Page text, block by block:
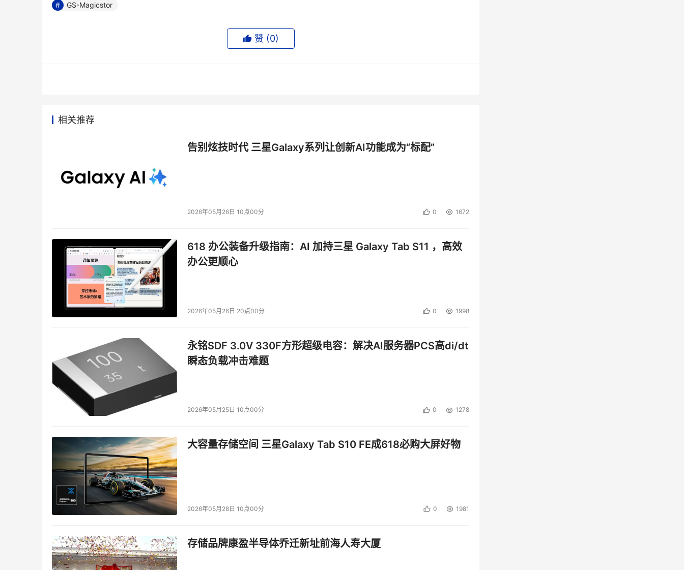
便携式音乐播放器在全球的增长率将达四成，远高于利用闪存的装置。此外，IDC更预计MP3音乐播放器于2007年
如今，成千上万的IT厂商希望他们的产品能冲出计算机产业，而传统电器公司又想进军数字产品市场，为此，双方
更低，但是最小的硬盘也要比小存储卡贵得多，这将成为阻碍其音乐播放器市场发展的瓶颈。而DVR是根据传统的硬
畅，影响播放效果。再者，相对容量庞大的视频来说，4G的微硬盘也显得相形见绌了。
2002年8月，南方汇通结识了美国硅谷一家拥有微硬盘核心技术的研发公司，双方一拍即合，在贵州成立了南方
截至目前，该项目共投资3000多万美元。其1英寸2.4G微硬盘的合格率达97%，月产量可达30万片，全年计划产
量100万片，销售收入可望突破1亿美元。预计今明两年的产量将达600万片和1000万片。据悉，南方汇通还将推出
6G到1OG以及20G的产品。
与此同时，一个规模更大的微硬盘产业基地正在贵阳新区金阳知识经济园区加紧建设。其中占地52公顷的贵州世
华微硬盘科技有限公司项目已正式开工，预计2004年将生产1.8英寸微硬盘266万片，三年内达到2000万片的生产能
目前，微硬盘市场基本由日立、东芝两家跨国公司把持，日立主导1英寸微硬盘市场，东芝掌控1.8英寸市场。与世
界级企业同台竞争，压力可想而知。不过，现在1.8英寸微硬盘市场中，东芝的最大容量是30G，日立发布的最大容量
是20G。可贵州世华微硬盘达到了40G的容量。无疑，贵州世华微硬盘已经成为全球最先进的产品。南方汇通负责人
说：“我们的产品在价格、存储容量方面都有优势。日立前不久才发布4G容量的微硬盘，而我们4.8G容量的产品已经
此外，在2003年发布的“创新知识经济发展计划”中提出，贵州省政府表示，要以微硬盘带动科技产业化，大力构
筑包括硬盘在内的三大研发中心，建设硬盘等四大基地，立足于微硬盘及其上下游产业，建设世界级的微硬盘研发、
生产基地。贵州微硬盘研发和产业化已形成一定优势，有可能在短期内成长为中国微硬盘产业的龙头，信息产业部有
关人士评价说。 （IT168.com/王金元）
本文来源于DOIT传媒，文章内容仅供参考，不构成投资建议。
GS-Magicstor
赞 (0)
相关推荐
告别炫技时代 三星Galaxy系列让创新AI功能成为“标配”
2026年05月26日 10点00分 0 1672
618 办公装备升级指南：AI 加持三星 Galaxy Tab S11 ，高效
办公更顺心
2026年05月26日 20点00分 0 1998
永铭SDF 3.0V 330F方形超级电容：解决AI服务器PCS高di/dt
瞬态负载冲击难题
2026年05月25日 10点00分 0 1278
大容量存储空间 三星Galaxy Tab S10 FE成618必购大屏好物
2026年05月28日 10点00分 0 1981
存储品牌康盈半导体乔迁新址前海人寿大厦